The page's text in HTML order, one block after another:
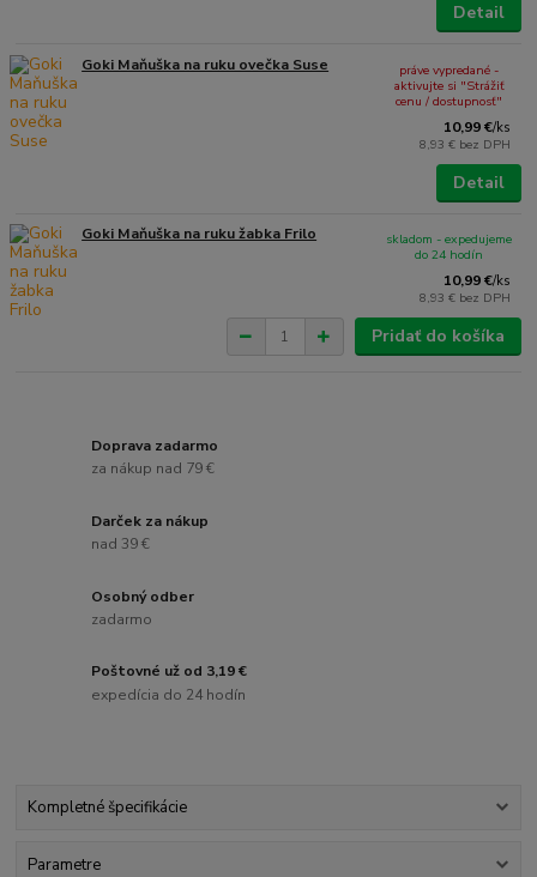
Detail
Goki Maňuška na ruku ovečka Suse
10,99 €/ks
8,93 € bez DPH
práve vypredané -
aktivujte si "Strážiť
cenu / dostupnosť"
Detail
Goki Maňuška na ruku žabka Frilo
10,99 €/ks
8,93 € bez DPH
skladom - expedujeme
do 24 hodín
Pridať do košíka
Doprava zadarmo
za nákup nad 79 €
Darček za nákup
nad 39 €
Osobný odber
zadarmo
Poštovné už od 3,19 €
expedícia do 24 hodín
Kompletné špecifikácie
Parametre